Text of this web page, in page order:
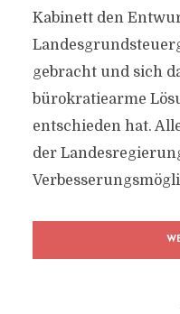
Kabinett den
gebracht und sich
bürokratiearme
entschieden hat.
der